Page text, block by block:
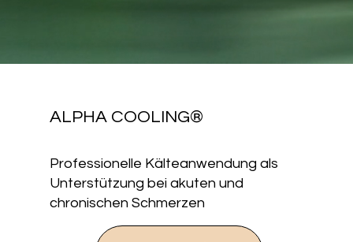
ALPHA COOLING®
Professionelle Kälteanwendung als
Unterstützung bei akuten und
chronischen Schmerzen